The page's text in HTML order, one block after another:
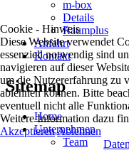
m-box
Details
Raumplus
Anfahrt
Kontakt
Sitemap
Home
Unternehmen
Team
Cookie - Hinweis
Diese Website verwendet
essenziell notwendig sind
navigieren auf dieser
um die Nutzererfahrung zu
ablehnen können. Bitte
eventuell nicht alle
Weitere Information dazu
AkzeptierenAblehnen